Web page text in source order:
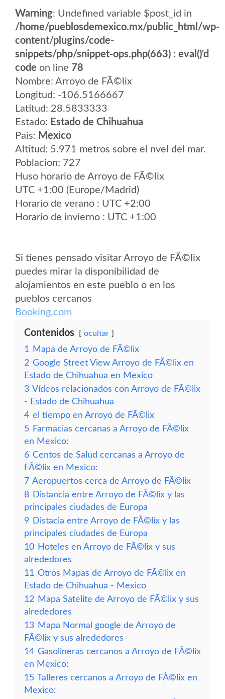
Warning: Undefined variable $post_id in
/home/pueblosdemexico.mx/public_html/wp-
content/plugins/code-
snippets/php/snippet-ops.php(663) : eval()'d
code on line 78
Nombre: Arroyo de FÃ©lix
Longitud: -106.5166667
Latitud: 28.5833333
Estado: Estado de Chihuahua
Pais: Mexico
Altitud: 5.971 metros sobre el nvel del mar.
Poblacion: 727
Huso horario de Arroyo de FÃ©lix
UTC +1:00 (Europe/Madrid)
Horario de verano : UTC +2:00
Horario de invierno : UTC +1:00
Si tienes pensado visitar Arroyo de FÃ©lix
puedes mirar la disponibilidad de
alojamientos en este pueblo o en los
pueblos cercanos
Booking.com
Contenidos ocultar
1
Mapa de Arroyo de FÃ©lix
2 Google Street View Arroyo de FÃ©lix en
Estado de Chihuahua en Mexico
3 Vídeos relacionados con Arroyo de FÃ©lix
- Estado de Chihuahua
4 el tiempo en Arroyo de FÃ©lix
5 Farmacias cercanas a Arroyo de FÃ©lix
en Mexico:
6 Centos de Salud cercanas a Arroyo de
FÃ©lix en Mexico:
7 Aeropuertos cerca de Arroyo de FÃ©lix
8 Distancia entre Arroyo de FÃ©lix y las
principales ciudades de Europa
9 Distacia entre Arroyo de FÃ©lix y las
principales ciudades de Europa
10 Hoteles en Arroyo de FÃ©lix y sus
alrededores
11 Otros Mapas de Arroyo de FÃ©lix en
Estado de Chihuahua - Mexico
12 Mapa Satelite de Arroyo de FÃ©lix y sus
alrededores
13 Mapa Normal google de Arroyo de
FÃ©lix y sus alrededores
14 Gasolineras cercanos a Arroyo de FÃ©lix
en Mexico:
15 Talleres cercanos a Arroyo de FÃ©lix en
Mexico: